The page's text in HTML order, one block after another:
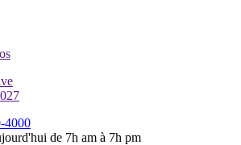
4000
de 7h am à 7h pm